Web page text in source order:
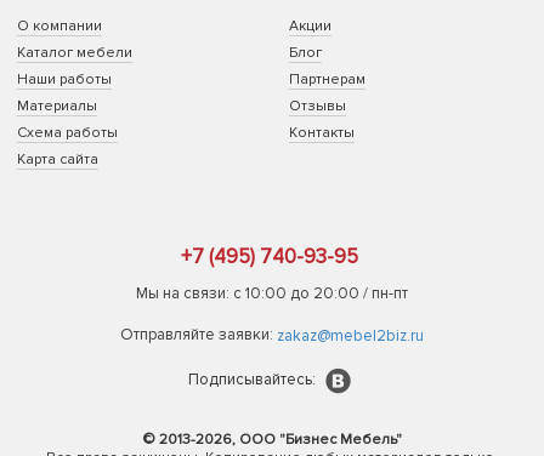
О компании
Каталог мебели
Наши работы
Материалы
Схема работы
Карта сайта
Акции
Блог
Партнерам
Отзывы
Контакты
+7 (495) 740-93-95
Мы на связи: с 10:00 до 20:00 / пн-пт
Отправляйте заявки: zakaz@mebel2biz.ru
Подписывайтесь:
© 2013-2026, ООО "Бизнес Мебель"